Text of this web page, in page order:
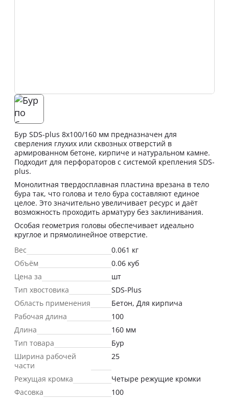
Бур SDS-plus 8x100/160 мм предназначен для
сверления глухих или сквозных отверстий в
армированном бетоне, кирпиче и натуральном камне.
Подходит для перфораторов с системой крепления SDS-
plus.
Монолитная твердосплавная пластина врезана в тело
бура так, что голова и тело бура составляют единое
целое. Это значительно увеличивает ресурс и даёт
возможность проходить арматуру без заклинивания.
Особая геометрия головы обеспечивает идеально
круглое и прямолинейное отверстие.
Вес
0.061 кг
Объём
0.06 куб
Цена за
шт
Тип хвостовика
SDS-Plus
Область применения
Бетон, Для кирпича
Рабочая длина
100
Длина
160 мм
Тип товара
Бур
Ширина рабочей
части
25
Режущая кромка
Четыре режущие кромки
Фасовка
100